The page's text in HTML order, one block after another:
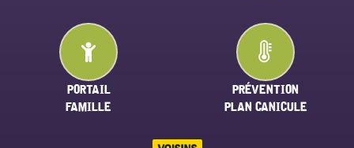
PORTAIL
FAMILLE
PRÉVENTION
PLAN CANICULE